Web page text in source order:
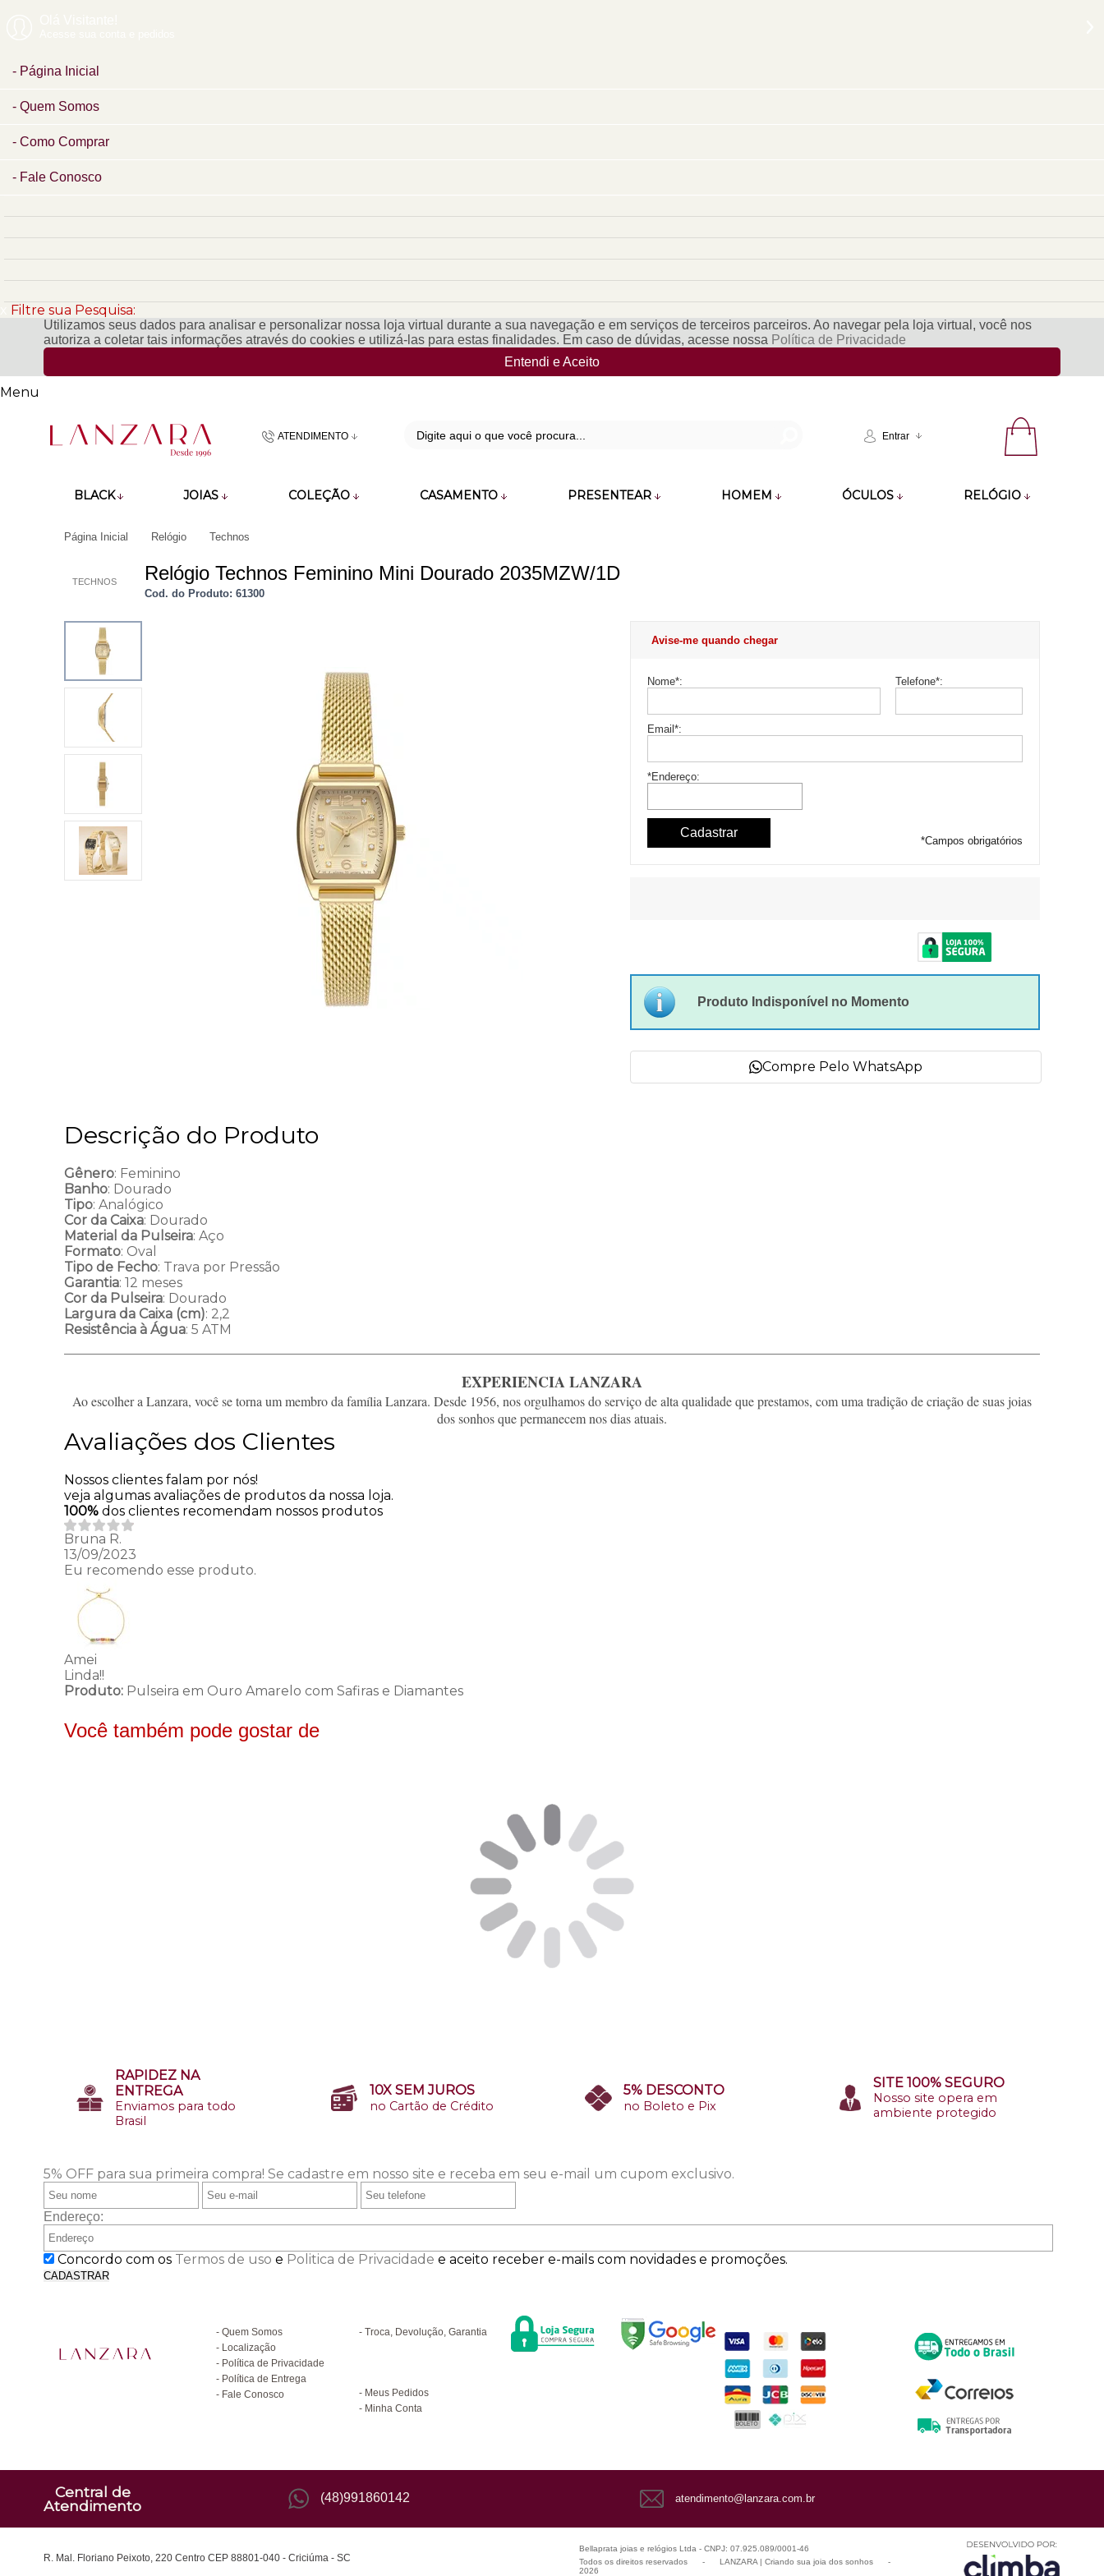
Página Inicial
Quem Somos
Como Comprar
Fale Conosco
Filtre sua Pesquisa:
Utilizamos seus dados para analisar e personalizar nossa loja virtual durante a sua navegação e em serviços de terceiros parceiros. Ao navegar pela loja virtual, você nos
autoriza a coletar tais informações através do cookies e utilizá-las para estas finalidades. Em caso de dúvidas, acesse nossa Política de Privacidade
Entendi e Aceito
Menu
ATENDIMENTO
(48)991860142
Entrar
BLACK JOIAS COLEÇÃO CASAMENTO PRESENTEAR HOMEM ÓCULOS RELÓGIO
Página Inicial Relógio Technos
TECHNOS Relógio Technos Feminino Mini Dourado 2035MZW/1D
Cod. do Produto: 61300
Avise-me quando chegar
Nome*: Telefone*:
Email *:
*Endereço:
*Campos obrigatórios
Produto Indisponível no Momento
Compre Pelo WhatsApp
Descrição do Produto
Gênero: Feminino
Banho: Dourado
Tipo: Analógico
Cor da Caixa: Dourado
Material da Pulseira: Aço
Formato: Oval
Tipo de Fecho: Trava por Pressão
Garantia: 12 meses
Cor da Pulseira: Dourado
Largura da Caixa (cm): 2,2
Resistência à Água: 5 ATM
EXPERIENCIA LANZARA
Ao escolher a Lanzara, você se torna um membro da família Lanzara. Desde 1956, nos orgulhamos do serviço de alta qualidade que prestamos, com uma tradição de criação de suas joias
dos sonhos que permanecem nos dias atuais.
Avaliações dos Clientes
Nossos clientes falam por nós!
veja algumas avaliações de produtos da nossa loja.
100% dos clientes recomendam nossos produtos
Bruna R.
13/09/2023
Eu recomendo esse produto.
Amei
Linda!!
Produto:Pulseira em Ouro Amarelo com Safiras e Diamantes
Você também pode gostar de
RAPIDEZ NA
ENTREGA
Enviamos para todo
Brasil
10X SEM JUROS
no Cartão de Crédito
5% DESCONTO
no Boleto e Pix
SITE 100% SEGURO
Nosso site opera em
ambiente protegido
5% OFF para sua primeira compra! Se cadastre em nosso site e receba em seu e-mail um cupom exclusivo.
Endereço:
Concordo com os Termos de uso e Politica de Privacidade e aceito receber e-mails com novidades e promoções.
CADASTRAR
Quem Somos
Localização
Política de Privacidade
Política de Entrega
Fale Conosco
Troca, Devolução, Garantia
Meus Pedidos
Minha Conta
Central de
Atendimento
(48)991860142 atendimento@lanzara.com.br
R. Mal. Floriano Peixoto, 220 Centro CEP 88801-040 - Criciúma - SC
Bellaprata joias e relógios Ltda - CNPJ: 07.925.089/0001-46
Todos os direitos reservados
- LANZARA | Criando sua joia dos sonhos
-
2026